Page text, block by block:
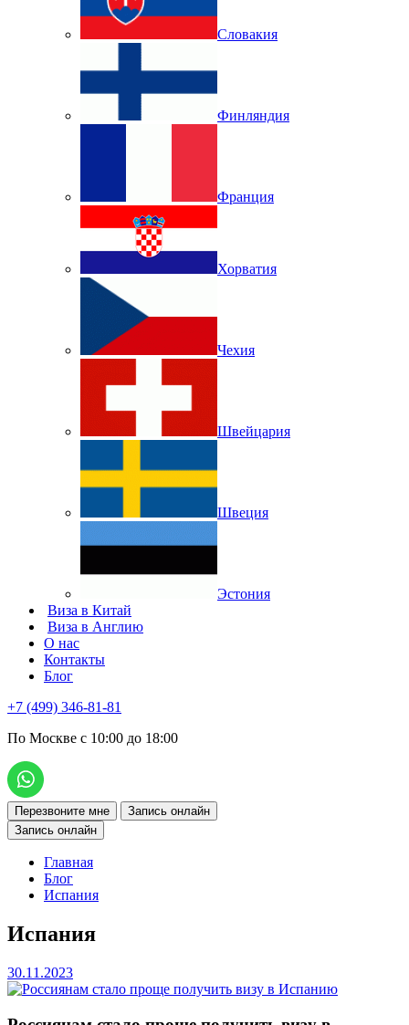
Словакия
Финляндия
Франция
Хорватия
Чехия
Швейцария
Швеция
Эстония
Виза в Китай
Виза в Англию
О нас
Контакты
Блог
+7 (499) 346-81-81
По Москве с 10:00 до 18:00
Перезвоните мне
Запись онлайн
Запись онлайн
Главная
Блог
Испания
Испания
30.11.2023